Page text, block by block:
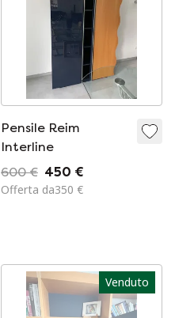
Pensile Reim
Interline
600 € 450 €
Offerta da350 €
Venduto